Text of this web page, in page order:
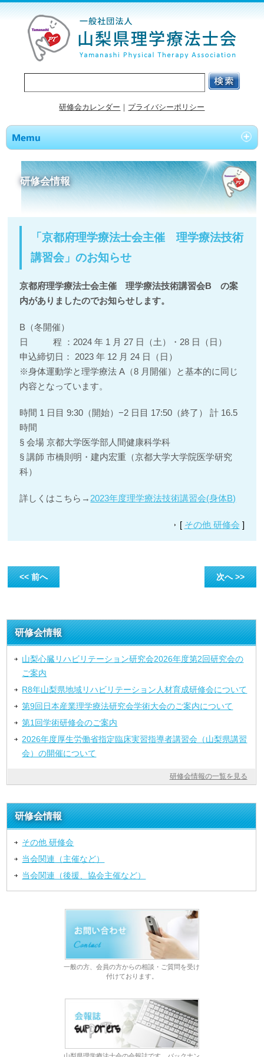
研修会カレンダー ｜ プライバシーポリシー
研修会情報
「京都府理学療法士会主催 理学療法技術
講習会」のお知らせ
京都府理学療法士会主催 理学療法技術講習会B の案
内がありましたのでお知らせします。
B（冬開催）
⽇ 程 ：2024 年 1 ⽉ 27 ⽇（⼟）・28 ⽇（⽇）
申込締切⽇： 2023 年 12 ⽉ 24 ⽇（⽇）
※⾝体運動学と理学療法 A（8 ⽉開催）と基本的に同じ
内容となっています。
時間 1 ⽇⽬ 9:30（開始）−2 ⽇⽬ 17:50（終了） 計 16.5
時間
§ 会場 京都⼤学医学部⼈間健康科学科
§ 講師 市橋則明・建内宏重（京都⼤学⼤学院医学研究
科）
詳しくはこちら→ 2023年度理学療法技術講習会(身体B)
[ その他 研修会 ]
<< 前へ 次へ >>
研修会情報
山梨心臓リハビリテーション研究会2026年度第2回研究会の
ご案内
R8年山梨県地域リハビリテーション人材育成研修会について
第9回日本産業理学療法研究会学術大会のご案内について
第1回学術研修会のご案内
2026年度厚生労働省指定臨床実習指導者講習会（山梨県講習
会）の開催について
研修会情報の一覧を見る
研修会情報
その他 研修会
当会関連（主催など）
当会関連（後援、協会主催など）
一般の方、会員の方からの相談・ご質問を受け
付けております。